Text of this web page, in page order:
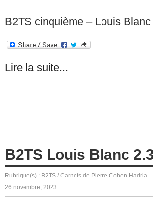
B2TS cinquième – Louis
Lire la suite...
B2TS Louis Blanc 2.3
Rubrique(s) : B2TS / Carnets de Pierre Cohen-Hadria
26 novembre, 2023